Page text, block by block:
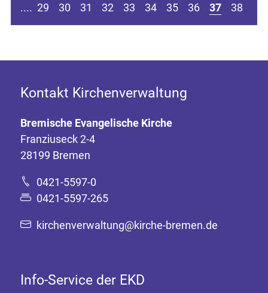
springen
vorherigen Seite
.... 29 30 31 32 33 34 35 36 37 38
Kontakt Kirchenverwaltung
Bremische Evangelische Kirche
Franziuseck 2-4
28199 Bremen
0421-5597-0
0421-5597-265
kirchenverwaltung@kirche-bremen.de
Info-Service der EKD